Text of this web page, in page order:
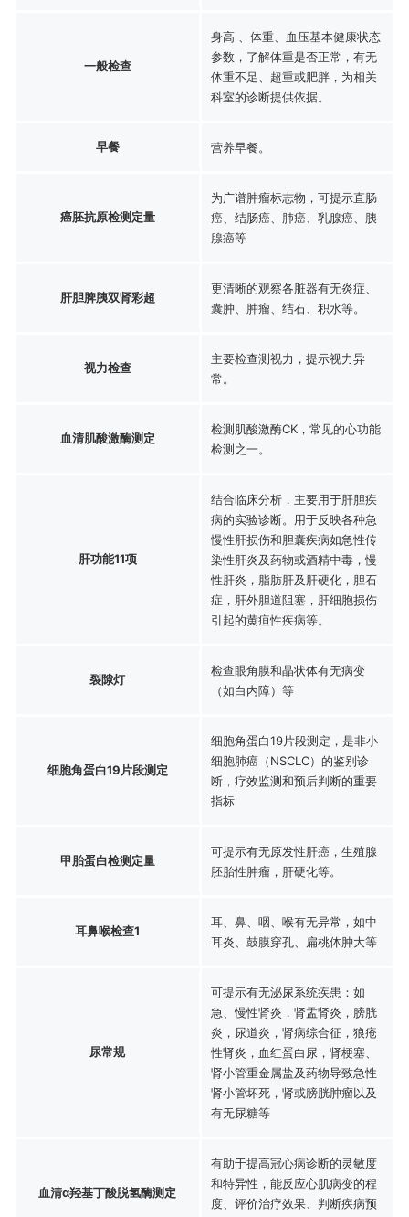
一般检查
身高 、体重、血压基本健康状态
参数，了解体重是否正常，有无
体重不足、超重或肥胖，为相关
科室的诊断提供依据。
早餐 营养早餐。
癌胚抗原检测定量
为广谱肿瘤标志物，可提示直肠
癌、结肠癌、肺癌、乳腺癌、胰
腺癌等
肝胆脾胰双肾彩超
更清晰的观察各脏器有无炎症、
囊肿、肿瘤、结石、积水等。
视力检查
主要检查测视力，提示视力异
常。
血清肌酸激酶测定
检测肌酸激酶CK，常见的心功能
检测之一。
肝功能11项
结合临床分析，主要用于肝胆疾
病的实验诊断。用于反映各种急
慢性肝损伤和胆囊疾病如急性传
染性肝炎及药物或酒精中毒，慢
性肝炎，脂肪肝及肝硬化，胆石
症，肝外胆道阻塞，肝细胞损伤
引起的黄疸性疾病等。
裂隙灯
检查眼角膜和晶状体有无病变
（如白内障）等
细胞角蛋白19片段测定
细胞角蛋白19片段测定，是非小
细胞肺癌（NSCLC）的鉴别诊
断，疗效监测和预后判断的重要
指标
甲胎蛋白检测定量
可提示有无原发性肝癌，生殖腺
胚胎性肿瘤，肝硬化等。
耳鼻喉检查1
耳、鼻、咽、喉有无异常，如中
耳炎、鼓膜穿孔、扁桃体肿大等
尿常规
可提示有无泌尿系统疾患：如
急、慢性肾炎，肾盂肾炎，膀胱
炎，尿道炎，肾病综合征，狼疮
性肾炎，血红蛋白尿，肾梗塞、
肾小管重金属盐及药物导致急性
肾小管坏死，肾或膀胱肿瘤以及
有无尿糖等
血清α羟基丁酸脱氢酶测定
有助于提高冠心病诊断的灵敏度
和特异性，能反应心肌病变的程
度、评价治疗效果、判断疾病预